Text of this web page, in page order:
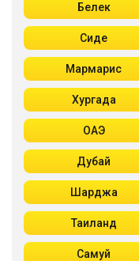
Белек
Сиде
Мармарис
Хургада
ОАЭ
Дубай
Шарджа
Таиланд
Самуй